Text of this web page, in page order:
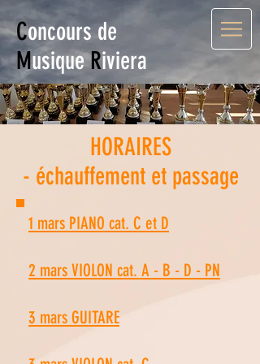
Concours de
MusiqueRiviera
HORAIRES
- échauffement et passage
1 mars PIANO cat. C et D
2 mars VIOLON cat. A - B - D - PN
3 mars GUITARE